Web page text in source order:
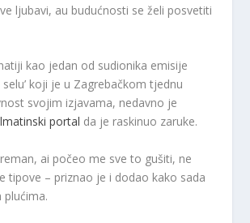
ljubavi, au budućnosti se želi posvetiti
kao jedan od sudionika emisije
selu’ koji je u Zagrebačkom tjednu
svojim izjavama, nedavno je
portal da je raskinuo zaruke.
ai počeo me sve to gušiti, ne
tipove – priznao je i dodao kako sada
plućima.